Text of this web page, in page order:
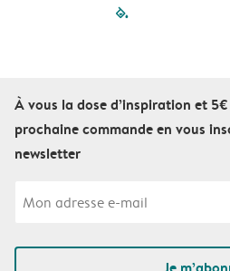
filled-
À vous la dose d’inspiration et
prochaine commande en vous
newsletter